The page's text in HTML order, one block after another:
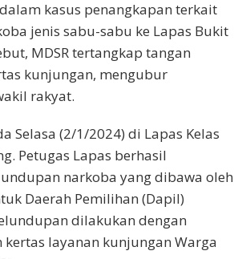
kasus penangkapan terkait
jenis sabu-sabu ke Lapas Bukit
MDSR tertangkap tangan
kunjungan, mengubur
rakyat.
Selasa (2/1/2024) di Lapas Kelas
Petugas Lapas berhasil
narkoba yang dibawa oleh
Daerah Pemilihan (Dapil)
dilakukan dengan
layanan kunjungan Warga